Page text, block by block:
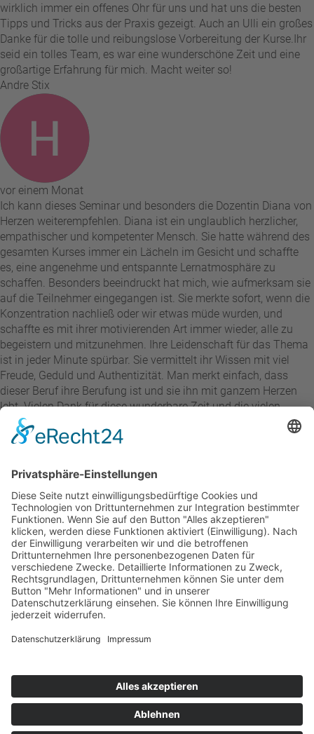
wirklich immer ein offenes Ohr für uns und hat uns die besten
Tipps und Tricks aus der Praxis gezeigt. Auch an Ulli ein großes
Danke für die tolle und reibungslose Vorbereitung der Kurse. ​Ihr
seid ein tolles Team, es war eine wunderschöne Zeit und eine
großartige Erfahrung für mich. Macht weiter so!
Andre Stix
vor einem Monat
Ich kann dieses Seminar und besonders die Dozentin Diana von
Herzen weiterempfehlen. Diana ist ein unglaublich herzlicher,
empathischer und kompetenter Mensch. Sie hatte während des
gesamten Kurses immer ein Lächeln im Gesicht und schaffte
es, eine angenehme und entspannte Lernatmosphäre zu
schaffen. Besonders beeindruckt hat mich, wie aufmerksam sie
auf die Teilnehmer eingegangen ist. Sie merkte sofort, wenn die
Konzentration nachließ oder wir etwas müde wurden, und
schaffte es mit ihrer motivierenden Art immer wieder, alle zu
begeistern und mitzunehmen. Ihre Leidenschaft für das Thema
ist in jeder Minute spürbar. Sie vermittelt ihr Wissen mit viel
Freude, Geduld und Authentizität. Man merkt einfach, dass
dieser Beruf ihre Berufung ist und sie ihn mit ganzem Herzen
lebt. Vielen Dank für diese wunderbare Zeit und die vielen
wertvollen Erfahrungen. Diana ist eine Dozentin, die man so
schnell nicht vergisst!
vor 2 Monaten
Der Ablauf verlief ohne jegliche Komplikationen. Die Lehrkräfte
und Dozenten waren äußerst freundlich. Die Korrekturen
erfolgten stets in kürzester Zeit. Auf Anfragen erhielt ich prompt
und kompetent Rückmeldungen. Ich beabsichtige, mich auch
zukünftig für Studiengänge an dieser Institution anzumelden
weiterempfehlen kann.
Ab Ab
Die Bewertungen werden (laut Google) auf ihre Echtheit